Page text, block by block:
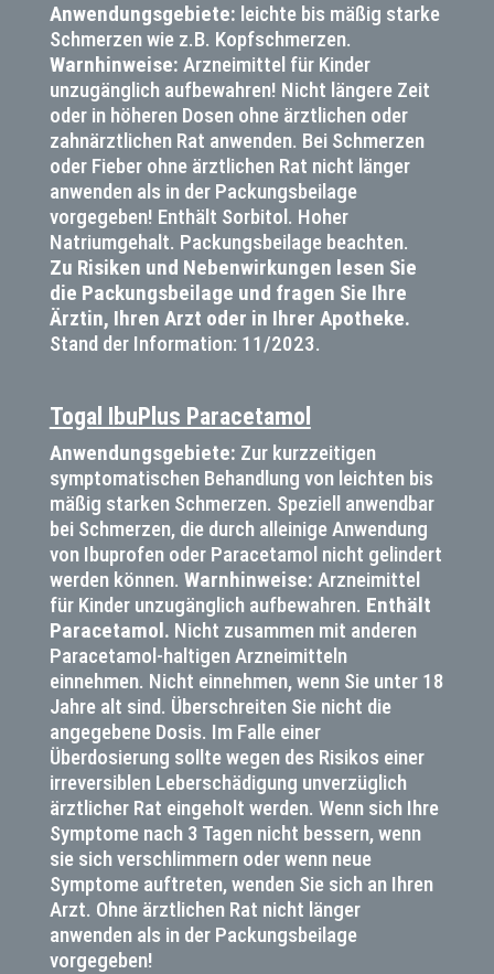
Anwendungsgebiete: leichte bis mäßig starke
Schmerzen wie z.B. Kopfschmerzen.
Warnhinweise: Arzneimittel für Kinder
unzugänglich aufbewahren! Nicht längere Zeit
oder in höheren Dosen ohne ärztlichen oder
zahnärztlichen Rat anwenden. Bei Schmerzen
oder Fieber ohne ärztlichen Rat nicht länger
anwenden als in der Packungsbeilage
vorgegeben! Enthält Sorbitol. Hoher
Natriumgehalt. Packungsbeilage beachten.
Zu Risiken und Nebenwirkungen lesen Sie
die Packungsbeilage und fragen Sie Ihre
Ärztin, Ihren Arzt oder in Ihrer Apotheke.
Stand der Information: 11/2023.
Togal IbuPlus Paracetamol
Anwendungsgebiete: Zur kurzzeitigen
symptomatischen Behandlung von leichten bis
mäßig starken Schmerzen. Speziell anwendbar
bei Schmerzen, die durch alleinige Anwendung
von Ibuprofen oder Paracetamol nicht gelindert
werden können. Warnhinweise: Arzneimittel
für Kinder unzugänglich aufbewahren. Enthält
Paracetamol. Nicht zusammen mit anderen
Paracetamol-haltigen Arzneimitteln
einnehmen. Nicht einnehmen, wenn Sie unter 18
Jahre alt sind. Überschreiten Sie nicht die
angegebene Dosis. Im Falle einer
Überdosierung sollte wegen des Risikos einer
irreversiblen Leberschädigung unverzüglich
ärztlicher Rat eingeholt werden. Wenn sich Ihre
Symptome nach 3 Tagen nicht bessern, wenn
sie sich verschlimmern oder wenn neue
Symptome auftreten, wenden Sie sich an Ihren
Arzt. Ohne ärztlichen Rat nicht länger
anwenden als in der Packungsbeilage
vorgegeben!